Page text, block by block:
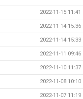
2022-11-15 11:41
2022-11-14 15:36
2022-11-14 15:33
2022-11-11 09:46
2022-11-10 11:37
2022-11-08 10:10
2022-11-07 11:19